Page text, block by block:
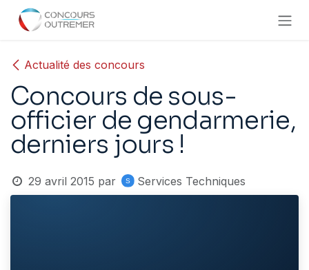
Se rendre au contenu
Actualité des concours
Concours de sous-
officier de gendarmerie,
derniers jours !
29 avril 2015 par Services Techniques